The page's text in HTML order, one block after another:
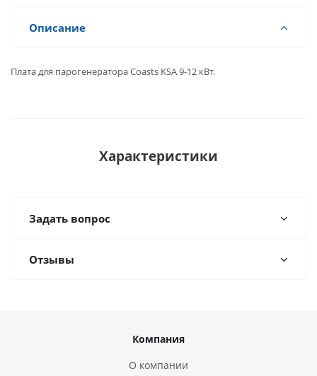
Описание
Плата для парогенератора Coasts KSA 9-12 кВт.
Характеристики
Задать вопрос
Отзывы
Компания
О компании